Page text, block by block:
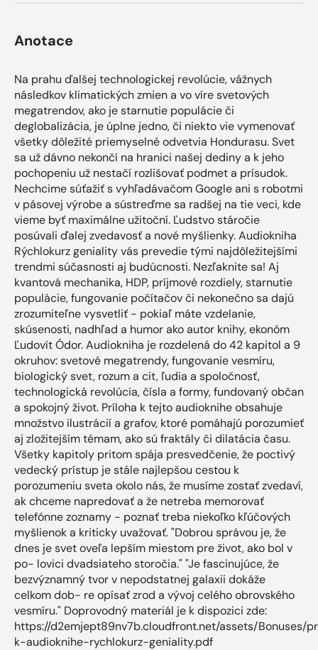
Anotace
Na prahu ďalšej technologickej revolúcie, vážnych
následkov klimatických zmien a vo víre svetových
megatrendov, ako je starnutie populácie či
deglobalizácia, je úplne jedno, či niekto vie vymenovať
všetky dôležité priemyselné odvetvia Hondurasu. Svet
sa už dávno nekončí na hranici našej dediny a k jeho
pochopeniu už nestačí rozlišovať podmet a prísudok.
Nechcime súťažiť s vyhľadávačom Google ani s robotmi
v pásovej výrobe a sústreďme sa radšej na tie veci, kde
vieme byť maximálne užitoční. Ľudstvo stáročie
posúvali ďalej zvedavosť a nové myšlienky. Audiokniha
Rýchlokurz geniality vás prevedie tými najdôležitejšími
trendmi súčasnosti aj budúcnosti. Nezľaknite sa! Aj
kvantová mechanika, HDP, príjmové rozdiely, starnutie
populácie, fungovanie počítačov či nekonečno sa dajú
zrozumiteľne vysvetliť - pokiaľ máte vzdelanie,
skúsenosti, nadhľad a humor ako autor knihy, ekonóm
Ľudovít Ódor. Audiokniha je rozdelená do 42 kapitol a 9
okruhov: svetové megatrendy, fungovanie vesmíru,
biologický svet, rozum a cit, ľudia a spoločnosť,
technologická revolúcia, čísla a formy, fundovaný občan
a spokojný život. Príloha k tejto audioknihe obsahuje
množstvo ilustrácií a grafov, ktoré pomáhajú porozumieť
aj zložitejším témam, ako sú fraktály či dilatácia času.
Všetky kapitoly pritom spája presvedčenie, že poctivý
vedecký prístup je stále najlepšou cestou k
porozumeniu sveta okolo nás, že musíme zostať zvedaví,
ak chceme napredovať a že netreba memorovať
telefónne zoznamy - poznať treba niekoľko kľúčových
myšlienok a kriticky uvažovať. "Dobrou správou je, že
dnes je svet oveľa lepším miestom pre život, ako bol v
po- lovici dvadsiateho storočia." "Je fascinujúce, že
bezvýznamný tvor v nepodstatnej galaxii dokáže
celkom dob- re opísať zrod a vývoj celého obrovského
vesmíru." Doprovodný materiál je k dispozici zde:
https://d2emjept89nv7b.cloudfront.net/assets/Bonuses/
k-audioknihe-rychlokurz-geniality.pdf